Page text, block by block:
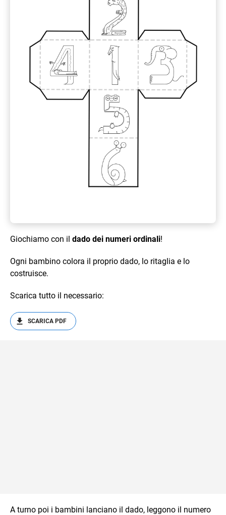
Giochiamo con il dado dei numeri ordinali!
Ogni bambino colora il proprio dado, lo ritaglia e lo
costruisce.
Scarica tutto il necessario:
SCARICA PDF
A turno poi i bambini lanciano il dado, leggono il numero